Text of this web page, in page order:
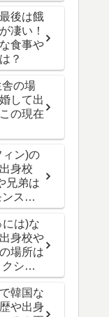
後は餓
凄い！
食事や
？
の場
して出
の現在
ィン)の
身校
兄弟は
スタ
には)な
身校や
場所は
ショ
韓国な
や出身